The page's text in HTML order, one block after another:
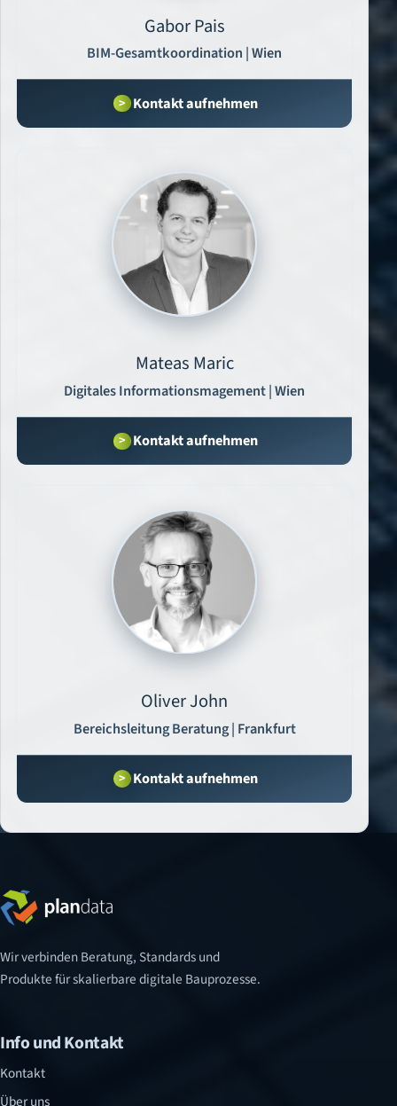
Gabor Pais
BIM-Gesamtkoordination | Wien
Kontakt aufnehmen
Mateas Maric
Digitales Informationsmagement | Wien
Kontakt aufnehmen
Oliver John
Bereichsleitung Beratung | Frankfurt
Kontakt aufnehmen
Wir verbinden Beratung, Standards und
Produkte für skalierbare digitale Bauprozesse.
Info und Kontakt
Kontakt
Über uns